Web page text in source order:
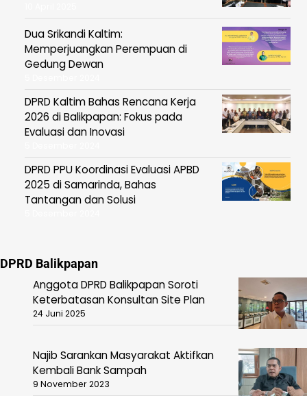
Dua Srikandi Kaltim:
Memperjuangkan Perempuan di
Gedung Dewan
DPRD Kaltim Bahas Rencana Kerja
2026 di Balikpapan: Fokus pada
Evaluasi dan Inovasi
DPRD PPU Koordinasi Evaluasi APBD
2025 di Samarinda, Bahas
Tantangan dan Solusi
DPRD Balikpapan
Anggota DPRD Balikpapan Soroti
Keterbatasan Konsultan Site Plan
24 Juni 2025
Najib Sarankan Masyarakat Aktifkan
Kembali Bank Sampah
9 November 2023